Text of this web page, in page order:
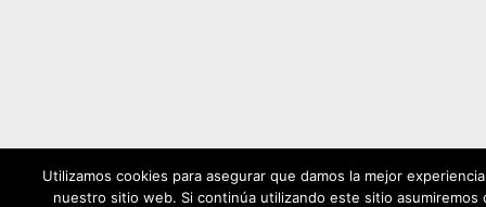
Utilizamos cookies para asegurar que damos la mejor
nuestro sitio web. Si continúa utilizando este sitio asumiremos